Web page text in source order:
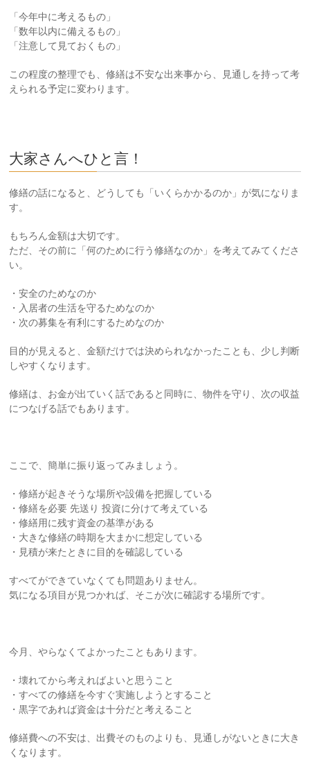
「今年中に考えるもの」
「数年以内に備えるもの」
「注意して見ておくもの」
この程度の整理でも、修繕は不安な出来事から、見通しを持って考
えられる予定に変わります。
大家さんへひと言！
修繕の話になると、どうしても「いくらかかるのか」が気になりま
す。
もちろん金額は大切です。
ただ、その前に「何のために行う修繕なのか」を考えてみてくださ
い。
・安全のためなのか
・入居者の生活を守るためなのか
・次の募集を有利にするためなのか
目的が見えると、金額だけでは決められなかったことも、少し判断
しやすくなります。
修繕は、お金が出ていく話であると同時に、物件を守り、次の収益
につなげる話でもあります。
ここで、簡単に振り返ってみましょう。
・修繕が起きそうな場所や設備を把握している
・修繕を必要 先送り 投資に分けて考えている
・修繕用に残す資金の基準がある
・大きな修繕の時期を大まかに想定している
・見積が来たときに目的を確認している
すべてができていなくても問題ありません。
気になる項目が見つかれば、そこが次に確認する場所です。
今月、やらなくてよかったこともあります。
・壊れてから考えればよいと思うこと
・すべての修繕を今すぐ実施しようとすること
・黒字であれば資金は十分だと考えること
修繕費への不安は、出費そのものよりも、見通しがないときに大き
くなります。